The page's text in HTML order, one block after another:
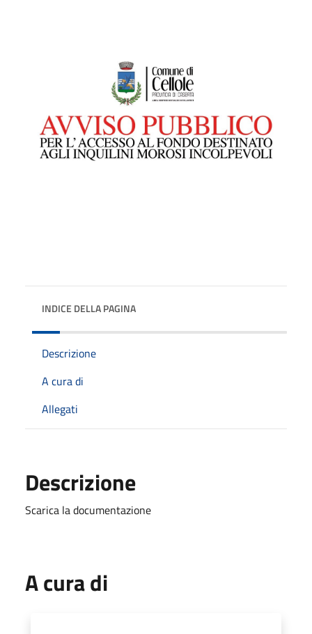
INDICE DELLA PAGINA
Descrizione
A cura di
Allegati
Descrizione
Scarica la documentazione
A cura di